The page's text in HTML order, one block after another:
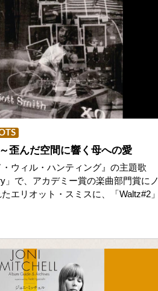
歪んだ空間に響く母への愛
ウィル・ハンティング』の主題歌
」で、アカデミー賞の楽曲部門賞にノ
エリオット・スミスに、「Waltz#2」